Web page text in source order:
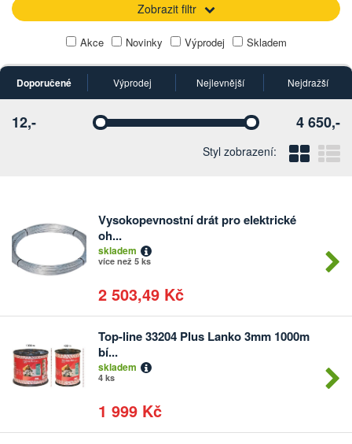
Zobrazit filtr
Akce Novinky Výprodej Skladem
Doporučené Výprodej Nejlevnější Nejdražší
Vyberte Vyberte
12,- 4 650,-
Styl zobrazení:
Vysokopevnostní drát pro elektrické
oh...
skladem
více než 5 ks
2 503,49 Kč
Počet
Top-line 33204 Plus Lanko 3mm 1000m
bí...
skladem
4 ks
1 999 Kč
Počet